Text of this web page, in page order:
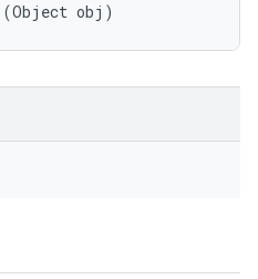
(Object obj)